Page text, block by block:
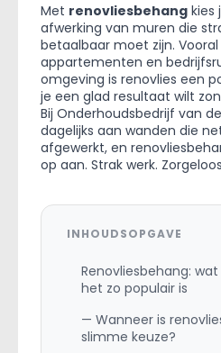
Met renovliesbehang kies
afwerking van muren die
betaalbaar moet zijn.
appartementen en
omgeving is renovlies een
je een glad resultaat wilt
Bij Onderhoudsbedrijf van
dagelijks aan wanden die
afgewerkt, en
op aan. Strak werk.
INHOUDSOPGAVE
Renovliesbehang:
het zo populair is
— Wanneer is
slimme keuze?